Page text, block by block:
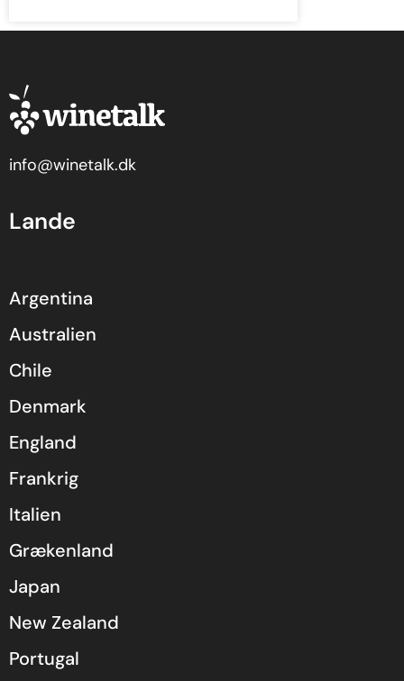
info@winetalk.dk
Lande
Argentina
Australien
Chile
Denmark
England
Frankrig
Italien
Grækenland
Japan
New Zealand
Portugal